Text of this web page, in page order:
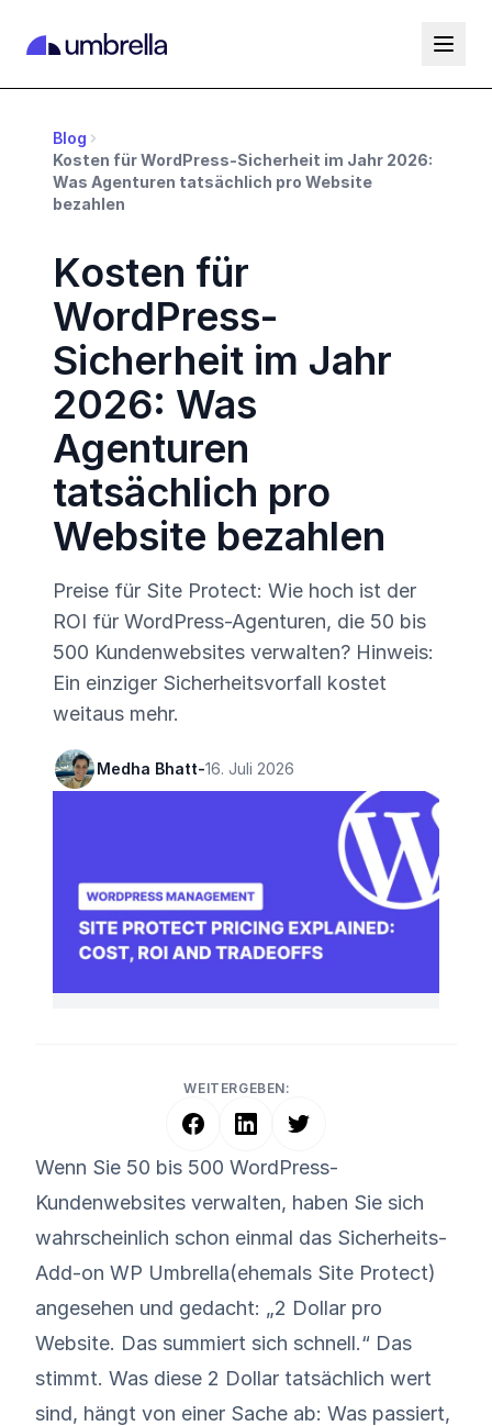
Blog
Kosten für WordPress-Sicherheit im Jahr 2026:
Was Agenturen tatsächlich pro Website
bezahlen
Kosten für
WordPress-
Sicherheit im Jahr
2026: Was
Agenturen
tatsächlich pro
Website bezahlen
Preise für Site Protect: Wie hoch ist der
ROI für WordPress-Agenturen, die 50 bis
500 Kundenwebsites verwalten? Hinweis:
Ein einziger Sicherheitsvorfall kostet
weitaus mehr.
Medha Bhatt-16. Juli 2026
WEITERGEBEN:
Wenn Sie 50 bis 500 WordPress-
Kundenwebsites verwalten, haben Sie sich
wahrscheinlich schon einmal das Sicherheits-
Add-on WP Umbrella(ehemals Site Protect)
angesehen und gedacht: „2 Dollar pro
Website. Das summiert sich schnell.“ Das
stimmt. Was diese 2 Dollar tatsächlich wert
sind, hängt von einer Sache ab: Was passiert,